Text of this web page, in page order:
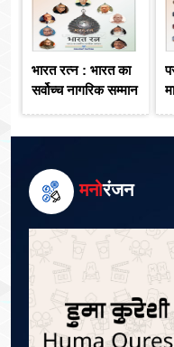
भारत रत्न : भारत का
सर्वोच्च नागरिक सम्मान
मनोरंजन